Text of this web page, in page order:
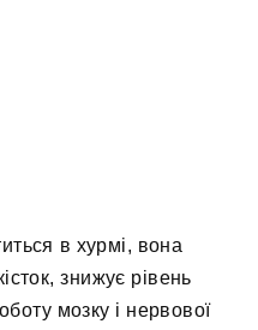
в хурмі, вона
знижує рівень
мозку і нервової